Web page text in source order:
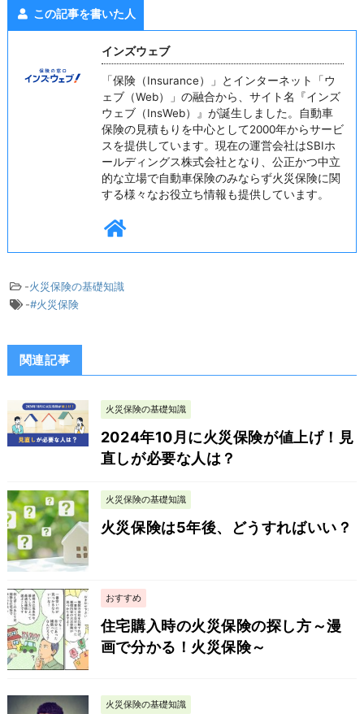
この記事を書いた人
インズウェブ
「保険（Insurance）」とインターネット「ウ
ェブ（Web）」の融合から、サイト名『インズ
ウェブ（InsWeb）』が誕生しました。自動車
保険の見積もりを中心として2000年からサービ
スを提供しています。現在の運営会社はSBIホ
ールディングス株式会社となり、公正かつ中立
的な立場で自動車保険のみならず火災保険に関
する様々なお役立ち情報も提供しています。
-火災保険の基礎知識
-#火災保険
関連記事
火災保険の基礎知識
2024年10月に火災保険が値上げ！見
直しが必要な人は？
火災保険の基礎知識
火災保険は5年後、どうすればいい？
おすすめ
住宅購入時の火災保険の探し方～漫
画で分かる！火災保険～
火災保険の基礎知識